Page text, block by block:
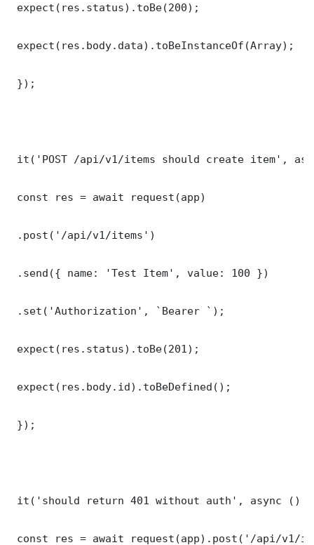
expect(res.status).toBe(200);
expect(res.body.data).toBeInstanceOf(Array);
});
it('POST /api/v1/items should create item',
const res = await request(app)
.post('/api/v1/items')
.send({ name: 'Test Item', value: 100 })
.set('Authorization', `Bearer `);
expect(res.status).toBe(201);
expect(res.body.id).toBeDefined();
});
it('should return 401 without auth', async ()
const res = await request(app).post('/api/v1/